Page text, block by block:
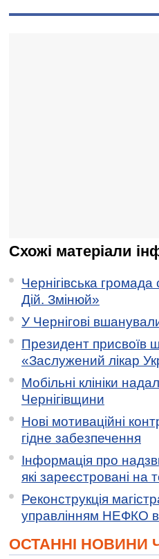
Схожі матеріали
Чернігівська
Дій. Змінюй»
У Чернігові
Президент присвоїв
«Заслужений лікар
Мобільні клініки
Чернігівщини
Нові мотиваційні
гідне забезпечення
Інформація про
які зареєстровані на
Реконструкція
управлінням НЕФКО
ОСТАННІ НОВИНИ